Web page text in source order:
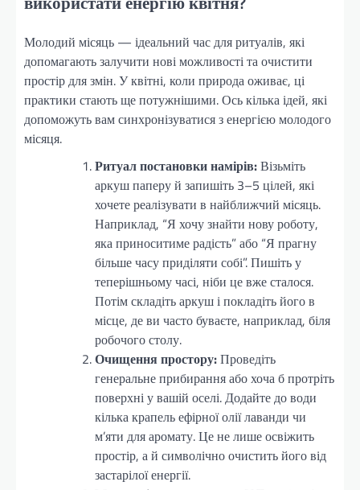
Молодий місяць — ідеальний час для ритуалів, які
допомагають залучити нові можливості та очистити
простір для змін. У квітні, коли природа оживає, ці
практики стають ще потужнішими. Ось кілька ідей, які
допоможуть вам синхронізуватися з енергією молодого
місяця.
Ритуал постановки намірів:Візьміть
аркуш паперу й запишіть 3–5 цілей, які
хочете реалізувати в найближчий місяць.
Наприклад, “Я хочу знайти нову роботу,
яка приноситиме радість” або “Я прагну
більше часу приділяти собі”. Пишіть у
теперішньому часі, ніби це вже сталося.
Потім складіть аркуш і покладіть його в
місце, де ви часто буваєте, наприклад, біля
робочого столу.
Очищення простору:Проведіть
генеральне прибирання або хоча б протріть
поверхні у вашій оселі. Додайте до води
кілька крапель ефірної олії лаванди чи
м’яти для аромату. Це не лише освіжить
простір, а й символічно очистить його від
застарілої енергії.